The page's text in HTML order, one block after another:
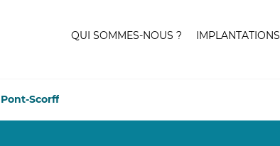
QUI SOMMES-NOUS ? IMPLANTATIONS
Pont-Scorff